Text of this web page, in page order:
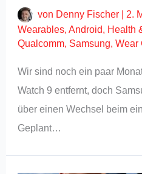
von Denny Fischer 2.
Wearables,Android, Health
Qualcomm, Samsung,Wear
Wir sind noch ein paar
Watch 9 entfernt, doch
über einen Wechsel beim
Geplant…